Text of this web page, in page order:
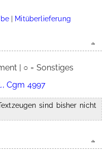
| Mitüberlieferung
| ○ = Sonstiges
Cgm 4997
sind bisher nicht